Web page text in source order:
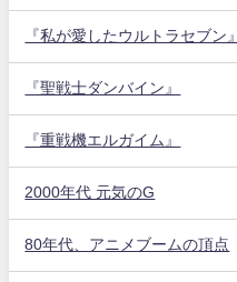
『私が愛したウルトラセブン』
『聖戦士ダンバイン』
『重戦機エルガイム』
2000年代 元気のG
80年代、アニメブームの頂点